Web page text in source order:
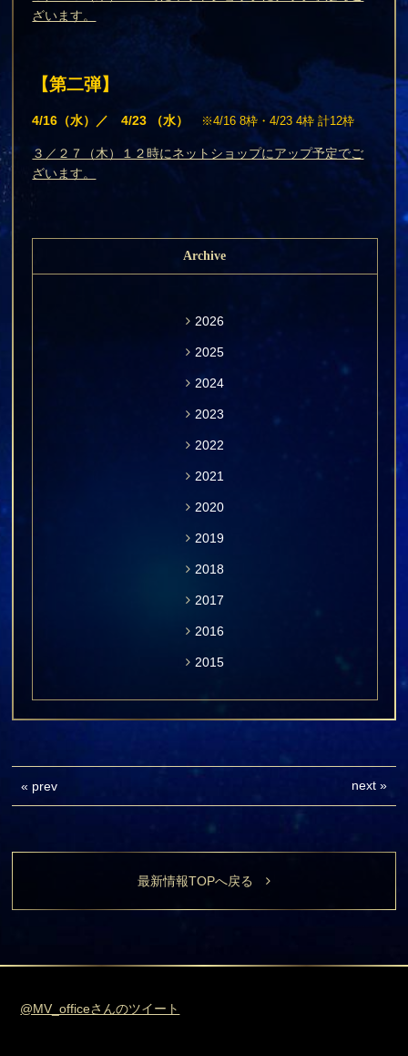
ざいます。
【第二弾】
4/16（水）／ 4/23 （水） ※4/16 8枠・4/23 4枠 計12枠
３／２７（木）１２時にネットショップにアップ予定でご
ざいます。
Archive
2026
2025
2024
2023
2022
2021
2020
2019
2018
2017
2016
2015
« prev next»
最新情報TOPへ戻る
@MV_officeさんのツイート